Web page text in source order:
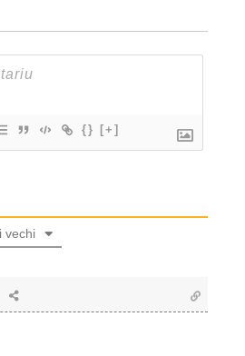
{} [+]
vechi